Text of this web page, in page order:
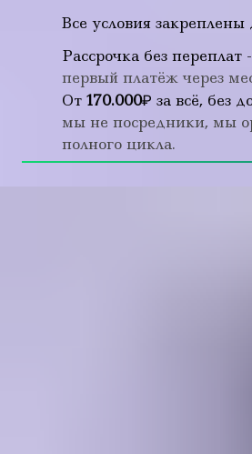
От 170.000₽ за всё, без
мы не посредники, мы
полного цикла.
Рассрочка без переплат -
первый платёж через м
Все условия закреплены